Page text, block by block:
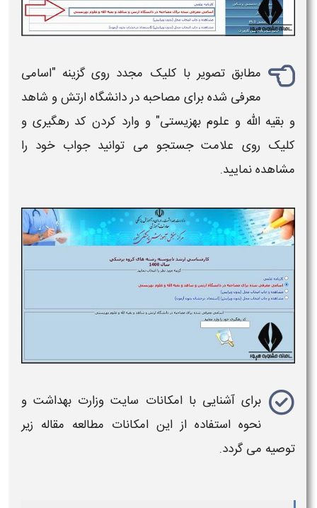
مطابق تصویر با کلیک مجدد روی گزینه "اسامی
معرفی شدهبرای مصاحبه دردانشگاه ارتشو شاهد
و بقیه اللهو علوم بهزیستی" و وارد کردن کد رهگیری و
کلیک روی علامت جستجو می توانید جواب خود را
مشاهده نمایید.
برای آشنایی با امکانات سایت وزارت بهداشتو
نحوه استفاده از این امکانات مطالعه مقاله زیر
توصیه می گردد.